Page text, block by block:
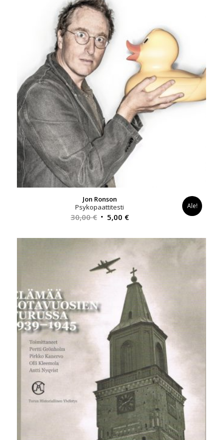
Jon Ronson
Psykopaattitesti
30,00€ Alkuperäinen
oli:
30,00 €.
5,00 €Nykyinen
on:
Ale!